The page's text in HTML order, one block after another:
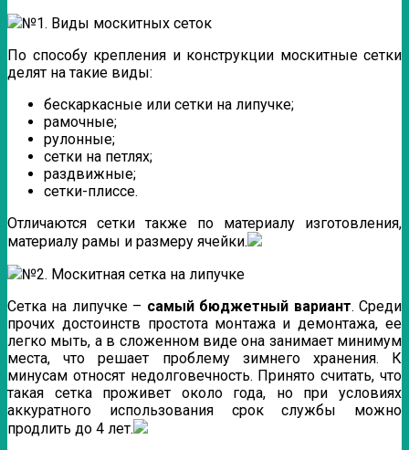
№1. Виды москитных сеток
По способу крепления и конструкции москитные сетки
делят на такие виды:
бескаркасные или сетки на липучке;
рамочные;
рулонные;
сетки на петлях;
раздвижные;
сетки-плиссе.
Отличаются сетки также по материалу изготовления,
материалу рамы и размеру ячейки.
№2. Москитная сетка на липучке
Сетка на липучке – самый бюджетный вариант. Среди
прочих достоинств простота монтажа и демонтажа, ее
легко мыть, а в сложенном виде она занимает минимум
места, что решает проблему зимнего хранения. К
минусам относят недолговечность. Принято считать, что
такая сетка проживет около года, но при условиях
аккуратного использования срок службы можно
продлить до 4 лет.